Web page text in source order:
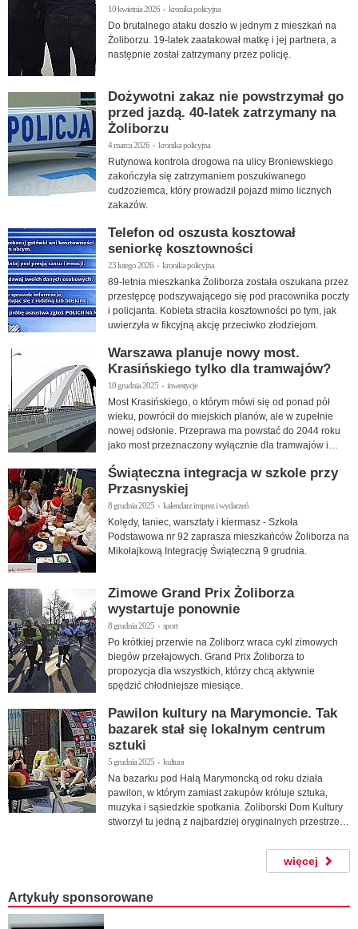
10 kwietnia 2026 › kronika policyjna
Do brutalnego ataku doszło w jednym z mieszkań na
Żoliborzu. 19-latek zaatakował matkę i jej partnera, a
następnie został zatrzymany przez policję.
Dożywotni zakaz nie powstrzymał go
przed jazdą. 40-latek zatrzymany na
Żoliborzu
4 marca 2026 › kronika policyjna
Rutynowa kontrola drogowa na ulicy Broniewskiego
zakończyła się zatrzymaniem poszukiwanego
cudzoziemca, który prowadził pojazd mimo licznych
zakazów.
Telefon od oszusta kosztował
seniorkę kosztowności
23 lutego 2026 › kronika policyjna
89-letnia mieszkanka Żoliborza została oszukana przez
przestępcę podszywającego się pod pracownika poczty
i policjanta. Kobieta straciła kosztowności po tym, jak
uwierzyła w fikcyjną akcję przeciwko złodziejom.
Warszawa planuje nowy most.
Krasińskiego tylko dla tramwajów?
10 grudnia 2025 › inwestycje
Most Krasińskiego, o którym mówi się od ponad pół
wieku, powrócił do miejskich planów, ale w zupełnie
nowej odsłonie. Przeprawa ma powstać do 2044 roku
jako most przeznaczony wyłącznie dla tramwajów i
Świąteczna integracja w szkole przy
Przasnyskiej
8 grudnia 2025 › kalendarz imprez i wydarzeń
Kolędy, taniec, warsztaty i kiermasz - Szkoła
Podstawowa nr 92 zaprasza mieszkańców Żoliborza na
Mikołajkową Integrację Świąteczną 9 grudnia.
Zimowe Grand Prix Żoliborza
wystartuje ponownie
8 grudnia 2025 › sport
Po krótkiej przerwie na Żoliborz wraca cykl zimowych
biegów przełajowych. Grand Prix Żoliborza to
propozycja dla wszystkich, którzy chcą aktywnie
spędzić chłodniejsze miesiące.
Pawilon kultury na Marymoncie. Tak
bazarek stał się lokalnym centrum
sztuki
5 grudnia 2025 › kultura
Na bazarku pod Halą Marymoncką od roku działa
pawilon, w którym zamiast zakupów króluje sztuka,
muzyka i sąsiedzkie spotkania. Żoliborski Dom Kultury
stworzył tu jedną z najbardziej oryginalnych przestrzeni
więcej
Artykuły sponsorowane